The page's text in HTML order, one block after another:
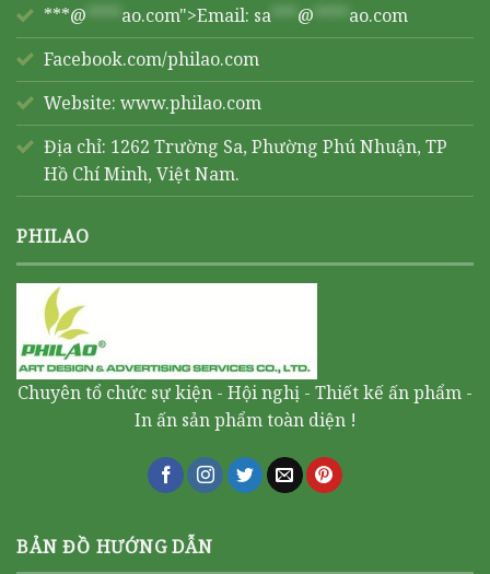
***@ **** ao.com">Email: sa *** @ **** ao.com
Facebook.com/philao.com
Website: www.philao.com
Địa chỉ: 1262 Trường Sa, Phường Phú Nhuận, TP
Hồ Chí Minh, Việt Nam.
PHILAO
Chuyên tổ chức sự kiện - Hội nghị - Thiết kế ấn phẩm -
In ấn sản phẩm toàn diện !
BẢN ĐỒ HƯỚNG DẪN